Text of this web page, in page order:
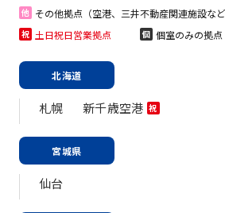
他 その他拠点（空港、三井不動産関連施設など
祝 土日祝日営業拠点 個 個室のみの拠点
北海道
札幌 新千歳空港 祝
宮城県
仙台